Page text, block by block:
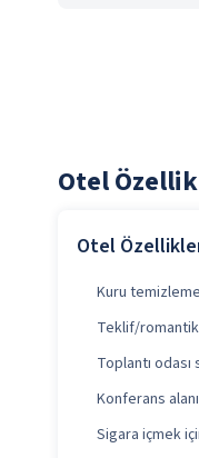
Otel
Otel
Kuru
Teklif/
Toplantı odası
Konferans
Sigara içmek